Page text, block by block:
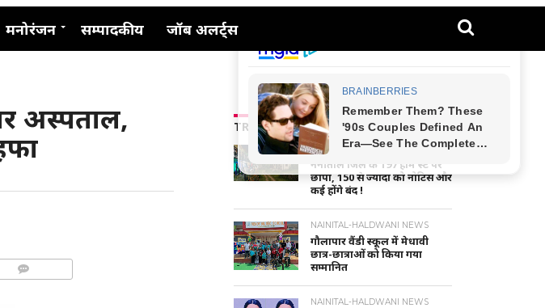
मनोरंजन सम्पादकीय जॉब अलर्ट्स
अस्पताल, TRENDING NEWS
UTTARAKHAND NEWS
नैनीताल जिले के 197 होम स्टे पर
छापा, 150 से ज्यादा को नोटिस और
कई होंगे बंद !
NAINITAL-HALDWANI NEWS
गौलापार वैंडी स्कूल में मेधावी
छात्र-छात्राओं को किया गया
सम्मानित
NAINITAL-HALDWANI NEWS